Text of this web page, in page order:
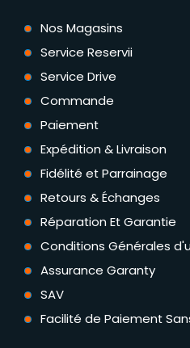
Nos Magasins
Service Reservii
Service Drive
Commande
Paiement
Expédition & Livraison
Fidélité et Parrainage
Retours & Échanges
Réparation Et Garantie
Conditions Générales
Assurance Garanty
SAV
Facilité de Paiement